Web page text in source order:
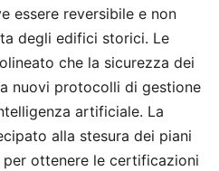
essere reversibile e non
degli edifici storici. Le
che la sicurezza dei
nuovi protocolli di gestione
artificiale. La
alla stesura dei piani
ottenere le certificazioni